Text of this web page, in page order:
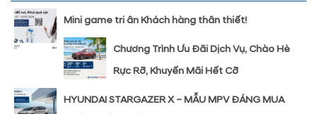
Mini game tri ân Khách hàng thân thiết!
Chương Trình Ưu Đãi Dịch Vụ, Chào Hè
Rực Rỡ, Khuyến Mãi Hết Cỡ
HYUNDAI STARGAZER X – MẪU MPV ĐÁNG MUA